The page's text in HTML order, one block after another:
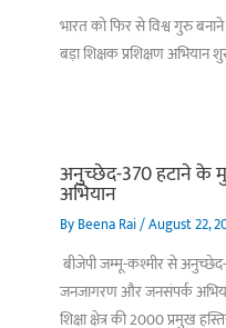
भारत को फिर से विश्व गुरु
बड़ा शिक्षक प्रशिक्षण
अनुच्छेद-370 हटाने के
अभियान
ByBeena Rai/August 22,
बीजेपी जम्मू-कश्मीर से
जनजागरण और जनसंपर्क
शिक्षा क्षेत्र की 2000 प्रमुख